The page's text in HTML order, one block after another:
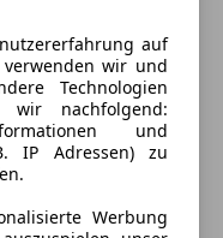
l/100 km (komb.)
g/km (komb.)
auf
wir und
Technologien
wir nachfolgend:
und
IP Adressen) zu
Werbung